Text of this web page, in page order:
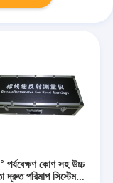
কোণ সহ উচ্চ
দ্রুত পরিমাপ সিস্টেম